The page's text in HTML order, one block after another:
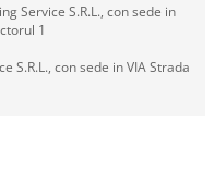
Service S.R.L., con sede in
1
S.R.L., con sede in VIA Strada